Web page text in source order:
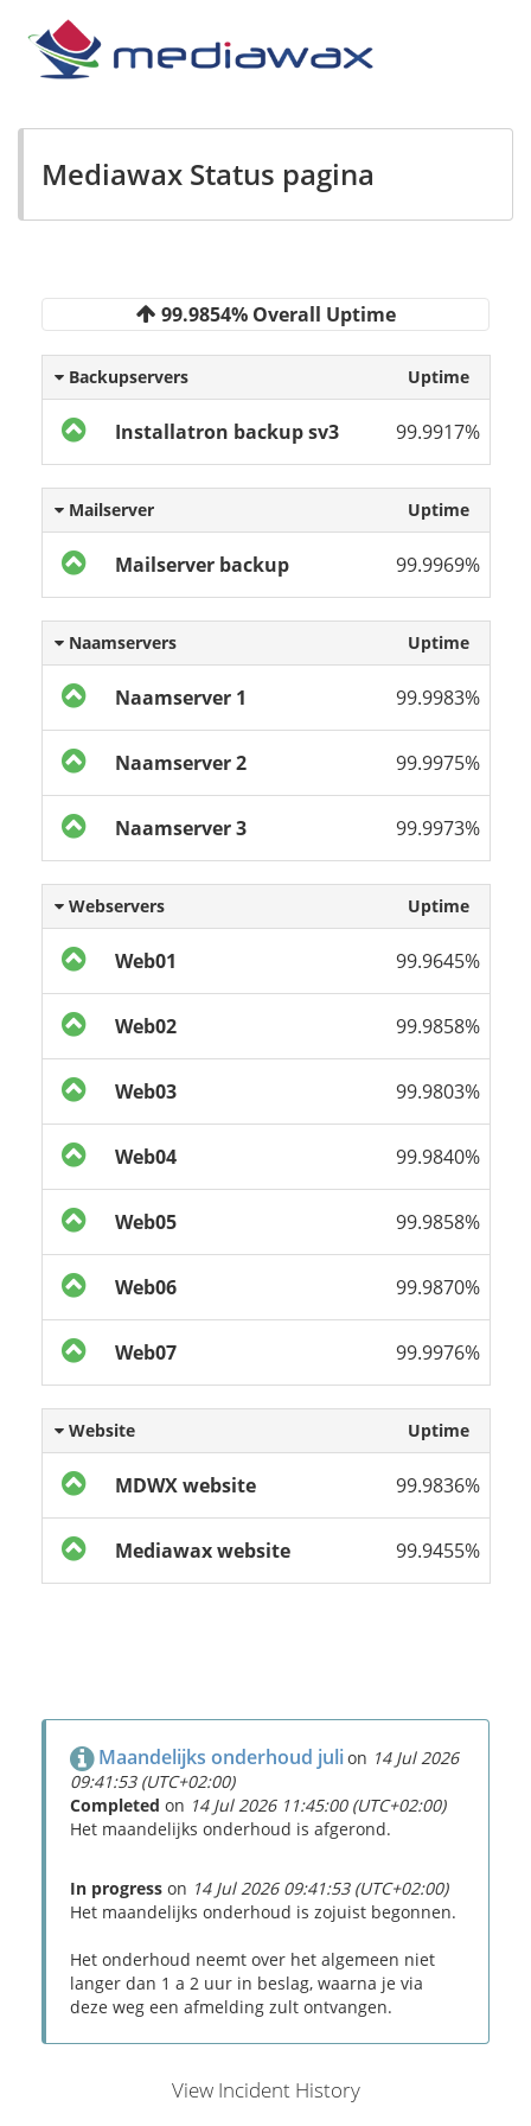
Mediawax Status pagina
99.9854% Overall Uptime
Backupservers Uptime
Installatron backup sv3 99.9917%
Mailserver Uptime
Mailserver backup 99.9969%
Naamservers Uptime
Naamserver 1 99.9983%
Naamserver 2 99.9975%
Naamserver 3 99.9973%
Webservers Uptime
Web01 99.9645%
Web02 99.9858%
Web03 99.9803%
Web04 99.9840%
Web05 99.9858%
Web06 99.9870%
Web07 99.9976%
Website Uptime
MDWX website 99.9836%
Mediawax website 99.9455%
Maandelijks onderhoud julion 14 Jul 2026
09:41:53 (UTC+02:00)
Completed on 14 Jul 2026 11:45:00 (UTC+02:00)
Het maandelijks onderhoud is afgerond.
In progress on 14 Jul 2026 09:41:53 (UTC+02:00)
Het maandelijks onderhoud is zojuist begonnen.
Het onderhoud neemt over het algemeen niet
langer dan 1 a 2 uur in beslag, waarna je via
deze weg een afmelding zult ontvangen.
View Incident History